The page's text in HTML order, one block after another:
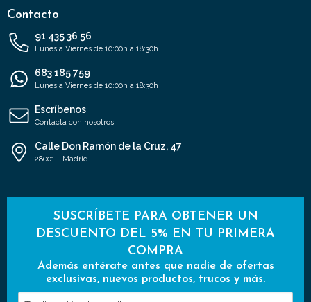
Contacto
91 435 36 56
Lunes a Viernes de 10:00h a 18:30h
683 185 759
Lunes a Viernes de 10:00h a 18:30h
Escríbenos
Contacta con nosotros
Calle Don Ramón de la Cruz, 47
28001 - Madrid
SUSCRÍBETE PARA OBTENER UN
DESCUENTO DEL 5% EN TU PRIMERA
COMPRA
Además entérate antes que nadie de ofertas
exclusivas, nuevos productos, trucos y más.
Tu